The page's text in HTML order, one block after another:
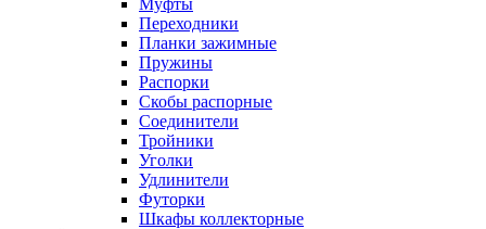
Муфты
Переходники
Планки зажимные
Пружины
Распорки
Скобы распорные
Соединители
Тройники
Уголки
Удлинители
Футорки
Шкафы коллекторные